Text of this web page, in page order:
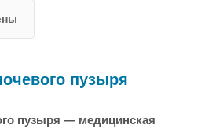
пузыря
пузыря — медицинская